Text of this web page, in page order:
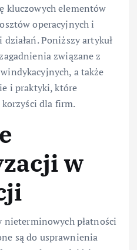
kluczowych elementów
operacyjnych i
Poniższy artykuł
związane z
a także
i praktyki, które
korzyści dla firm.
w
płatności
są do usprawnienia